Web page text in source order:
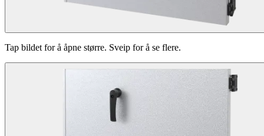
Tap bildet for å åpne større. Sveip for å se flere.